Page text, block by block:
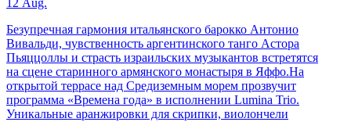
12 Aug.
Безупречная гармония итальянского барокко Антонио
Вивальди, чувственность аргентинского танго Астора
Пьяццоллы и страсть израильских музыкантов встретятся
на сцене старинного армянского монастыря в Яффо.На
открытой террасе над Средиземным морем прозвучит
программа «Времена года» в исполнении Lumina Trio.
Уникальные аранжировки для скрипки, виолончели